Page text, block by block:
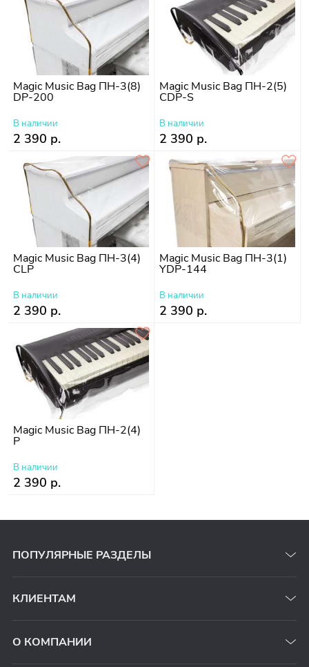
Magic Music Bag ПН-3(8)
DP-200
В наличии
2 390 р.
Magic Music Bag ПН-2(5)
CDP-S
В наличии
2 390 р.
Magic Music Bag ПН-3(4)
CLP
В наличии
2 390 р.
Magic Music Bag ПН-3(1)
YDP-144
В наличии
2 390 р.
Magic Music Bag ПН-2(4)
P
В наличии
2 390 р.
ПОПУЛЯРНЫЕ РАЗДЕЛЫ
КЛИЕНТАМ
О КОМПАНИИ